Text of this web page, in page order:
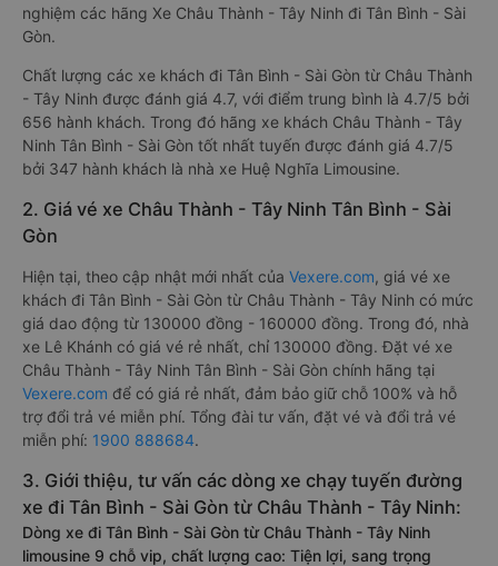
nghiệm các hãng Xe Châu Thành - Tây Ninh đi Tân Bình - Sài
Gòn.
Chất lượng các xe khách đi Tân Bình - Sài Gòn từ Châu Thành
- Tây Ninh được đánh giá 4.7, với điểm trung bình là 4.7/5 bởi
656 hành khách. Trong đó hãng xe khách Châu Thành - Tây
Ninh Tân Bình - Sài Gòn tốt nhất tuyến được đánh giá 4.7/5
bởi 347 hành khách là nhà xe Huệ Nghĩa Limousine.
2. Giá vé xe Châu Thành - Tây Ninh Tân Bình - Sài
Gòn
Hiện tại, theo cập nhật mới nhất của Vexere.com, giá vé xe
khách đi Tân Bình - Sài Gòn từ Châu Thành - Tây Ninh có mức
giá dao động từ 130000 đồng - 160000 đồng. Trong đó, nhà
xe Lê Khánh có giá vé rẻ nhất, chỉ 130000 đồng. Đặt vé xe
Châu Thành - Tây Ninh Tân Bình - Sài Gòn chính hãng tại
Vexere.com để có giá rẻ nhất, đảm bảo giữ chỗ 100% và hỗ
trợ đổi trả vé miễn phí. Tổng đài tư vấn, đặt vé và đổi trả vé
miễn phí: 1900 888684.
3. Giới thiệu, tư vấn các dòng xe chạy tuyến đường
xe đi Tân Bình - Sài Gòn từ Châu Thành - Tây Ninh:
Dòng xe đi Tân Bình - Sài Gòn từ Châu Thành - Tây Ninh
limousine 9 chỗ vip, chất lượng cao: Tiện lợi, sang trọng